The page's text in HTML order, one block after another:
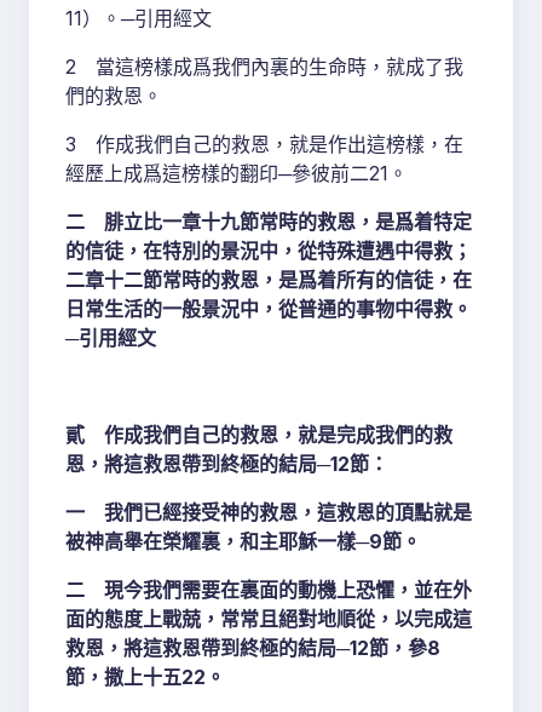
11）。─引用經文
2 當這榜樣成爲我們內裏的生命時，就成了我
們的救恩。
3 作成我們自己的救恩，就是作出這榜樣，在
經歷上成爲這榜樣的翻印─參彼前二21。
二 腓立比一章十九節常時的救恩，是爲着特定
的信徒，在特別的景況中，從特殊遭遇中得救；
二章十二節常時的救恩，是爲着所有的信徒，在
日常生活的一般景況中，從普通的事物中得救。
─引用經文
貳 作成我們自己的救恩，就是完成我們的救
恩，將這救恩帶到終極的結局─12節：
一 我們已經接受神的救恩，這救恩的頂點就是
被神高舉在榮耀裏，和主耶穌一樣─9節。
二 現今我們需要在裏面的動機上恐懼，並在外
面的態度上戰兢，常常且絕對地順從，以完成這
救恩，將這救恩帶到終極的結局─12節，參8
節，撒上十五22。